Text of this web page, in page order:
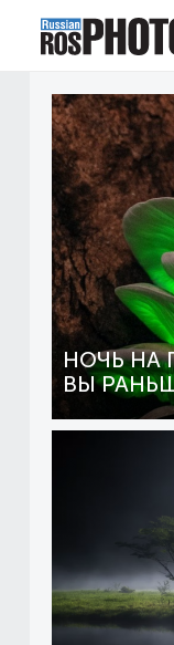
НОЧЬ НА
ВЫ